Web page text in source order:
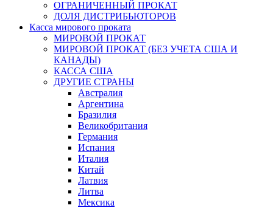
ОГРАНИЧЕННЫЙ ПРОКАТ
ДОЛЯ ДИСТРИБЬЮТОРОВ
Касса мирового проката
МИРОВОЙ ПРОКАТ
МИРОВОЙ ПРОКАТ (БЕЗ УЧЕТА США И
КАНАДЫ)
КАССА США
ДРУГИЕ СТРАНЫ
Австралия
Аргентина
Бразилия
Великобритания
Германия
Испания
Италия
Китай
Латвия
Литва
Мексика